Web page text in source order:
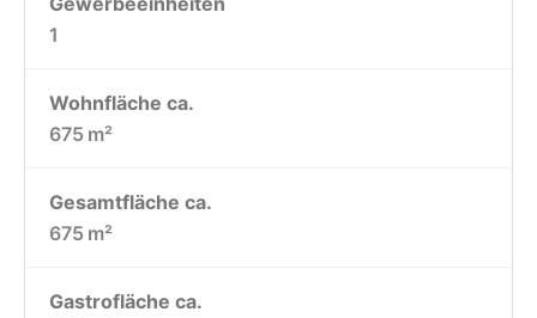
1
Wohnfläche ca.
675 m²
Gesamtfläche ca.
675 m²
Gastrofläche ca.